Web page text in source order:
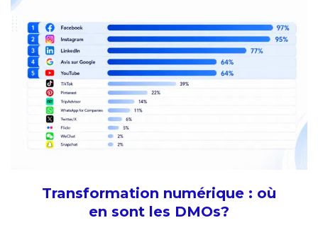
Transformation numérique : où
en sont les DMOs?